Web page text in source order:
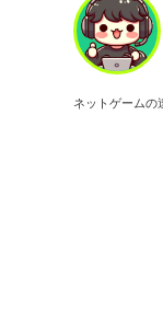
ネットゲームの